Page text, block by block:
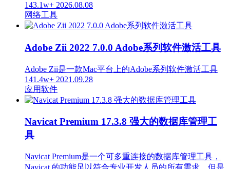
143.1w+ 2026.08.08
网络工具
Adobe Zii 2022 7.0.0 Adobe系列软件激活工具
Adobe Zii是一款Mac平台上的Adobe系列软件激活工具
141.4w+ 2021.09.28
应用软件
Navicat Premium 17.3.8 强大的数据库管理工
具
Navicat Premium是一个可多重连接的数据库管理工具，
Navicat 的功能足以符合专业开发人员的所有需求，但是